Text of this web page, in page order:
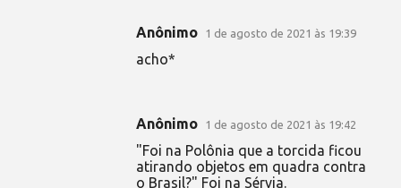
Anônimo 1 de agosto de 2021 às 19:39
acho*
Anônimo 1 de agosto de 2021 às 19:42
"Foi na Polônia que a torcida ficou
atirando objetos em quadra contra
o Brasil?" Foi na Sérvia.